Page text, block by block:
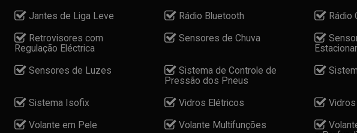
Jantes de Liga Leve
Rádio Bluetooth
Rádio
Retrovisores com
Regulação Eléctrica
Sensores de Chuva
Sensores de Luzes
Sistema de Controle de
Pressão dos Pneus
Sistema Isofix Vidros Elétricos
Volante em Pele
Volante Multifunções